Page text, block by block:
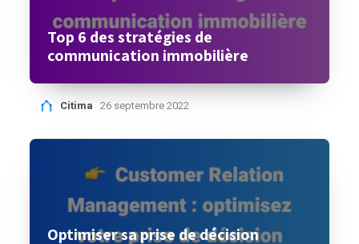
Top 6 des stratégies de
communication immobilière
Citima 26 septembre 2022
Optimiser sa prise de décision